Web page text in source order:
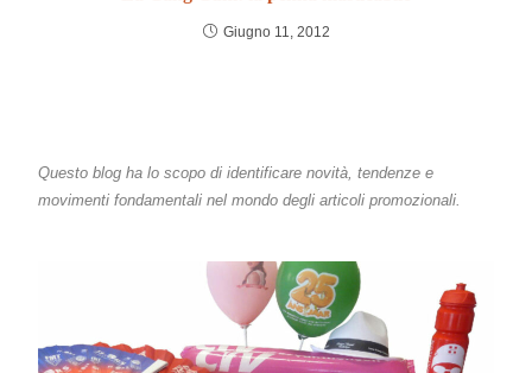
Giugno 11, 2012
Questo blog ha lo scopo di identificare novità, tendenze e
movimenti fondamentali nel mondo degli articoli promozionali.